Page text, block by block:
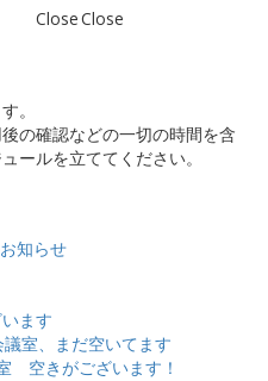
CloseClose
。
の確認などの一切の時間を含
ールを立ててください。
知らせ
ます
室、まだ空いてます
空きがございます！